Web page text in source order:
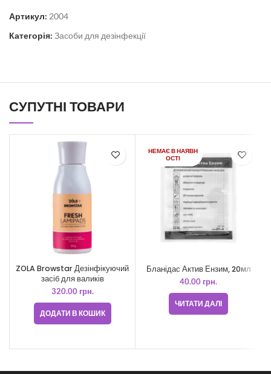
Артикул: 2004
Категорія: Засоби для дезінфекції
СУПУТНІ ТОВАРИ
ZOLA Browstar Дезінфікуючий
засіб для валиків
320.00 грн.
ДОДАТИ В КОШИК
НЕМАЄ В НАЯВН
ОСТІ
Бланідас Актив Ензим, 20мл
40.00 грн.
ЧИТАТИ ДАЛІ